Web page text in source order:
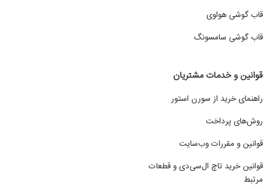
قاب گوشی هواوی
قاب گوشی سامسونگ
قوانین و خدمات مشتریان
راهنمای خرید از سورن استور
روش‌های پرداخت
قوانین و مقررات وب‌سایت
قوانین خرید تاچ ال‌سی‌دی و قطعات
مرتبط